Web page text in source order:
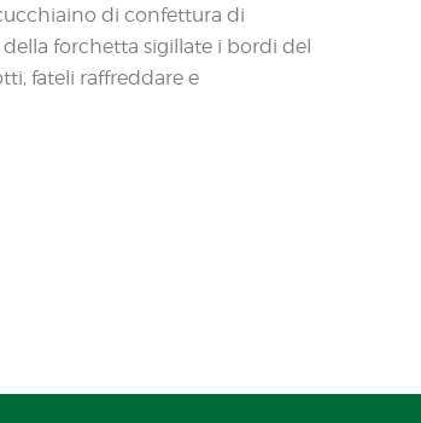
di confettura di
forchetta sigillate i bordi del
fateli raffreddare e